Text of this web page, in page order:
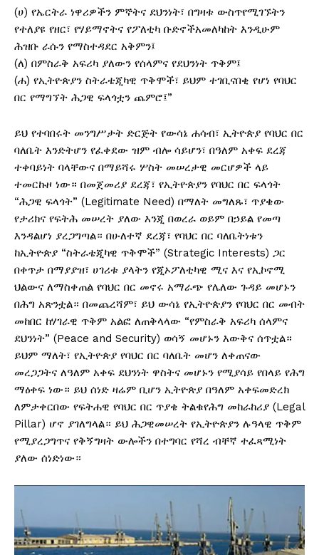
(ሀ) የኤርትራ ነዋሪዎችን ምኞትና ደህንነት፣ በግዛቱ ውስጥየሚገኙትን
የተለያዩ የዘር፣ የሃይማኖትና የፖለቲካ ቡድኖችአመለካከት እንዲሁም
ሕዝቡ ራሱን የማስተዳደር አቅምን፤
(ለ) በምስራቅ አፍሪካ ያለውን የሰላምና የደህንነት ጥቅም፤
(ሐ) የኢትዮጵያን ስትራቴጂካዊ ጥቅሞች፣ ይህም ተገቢናበቂ የሆነ የባህር
በር የማግኘት ሕጋዊ ፍላጎቷን ጨምሮ፤”
ይህ የተባበሩት መንግሥታት ድርጅት የውሳኔ ሐሳብ፣ ኢትዮጵያ የባህር በር
ባለቤት እንድትሆን የፈቀደው ዝም ብሎ ሳይሆን፣ በዓለም አቀፍ ደረጃ
ተቀባይነት ባላቸውና በማይሻሩ ሦስት መሠረታዊ መርሆዎች ላይ
ተመርኩዞ ነው። በመጀመሪያ ደረጃ፣ የኢትዮጵያን የባህር በር ፍላጎት
“ሕጋዊ ፍላጎት” (Legitimate Need) በማለት መግለጹ፣ ጥያቄው
የታሪክና የፍትሕ መሠረት ያለው እንጂ በወረራ ወይም በኃይል የመጣ
እንዳልሆነ ያረጋግጣል። በሁለተኛ ደረጃ፣ የባህር በር ባለቤትነቱን
ከኢትዮጵያ “ስትራቴጂካዊ ጥቅሞች” (Strategic Interests) ጋር
በቀጥታ በማያያዝ፣ ሀገሪቱ ያላትን የጂኦፖለቲካዊ ሚና እና የኢኮኖሚ
ህልውና ለማስቀጠል የባህር በር መኖሩ አማራጭ የሌለው ጉዳይ መሆኑን
በሕግ አጽንቷል። በመጨረሻም፣ ይህ ውሳኔ የኢትዮጵያን የባህር በር መብት
መከበር ከሃገራዊ ጥቅም አልፎ ለጠቅላላው “የምስራቅ አፍሪካ ሰላምና
ደህንነት” (Peace and Security) ወሳኝ መሆኑን እውቅና ሰጥቷል።
ይህም ማለት፣ የኢትዮጵያ የባህር በር ባለቤት መሆን ለቀጠናው
መረጋጋትና ለዓለም አቀፍ ደህንነት ዋስትና መሆኑን የሚያሳይ የበላይ የሕግ
ማዕቀፍ ነው። ይህ ሰነድ ዛሬም ቢሆን ኢትዮጵያ በዓለም አቀፍመድረክ
ለምታቀርበው የፍትሐዊ የባህር በር ጥያቄ ትልቁየሕግ መከራከሪያ (Legal
Pillar) ሆኖ ያገለግላል። ይህ ሕጋዊመሠረት የኢትዮጵያን ሉዓላዊ ጥቅም
የሚያረጋግጥና የቅኝግዛት ውሎችን በተግባር የሻረ ብቸኛ ተፈጻሚነት
ያለው ሰነድነው።